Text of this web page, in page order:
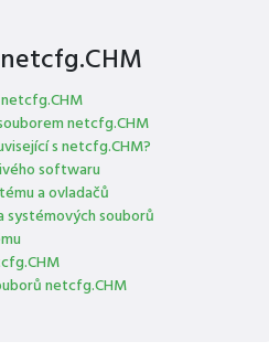
netcfg.CHM
s netcfg.CHM?
softwaru
a ovladačů
systémových souborů
netcfg.CHM